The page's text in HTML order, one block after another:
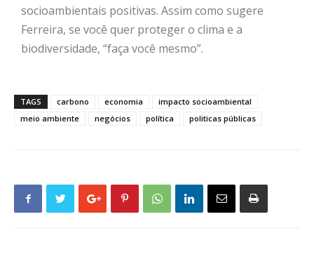
socioambientais positivas. Assim como sugere
Ferreira, se você quer proteger o clima e a
biodiversidade, “faça você mesmo”.
TAGS carbono economia
impacto socioambiental
meio ambiente
negócios política politicas públicas